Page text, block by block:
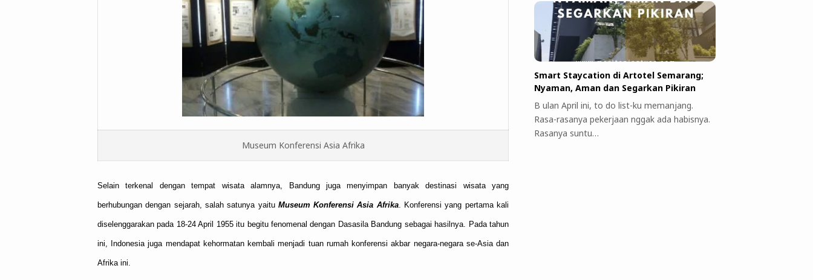
Museum Konferensi Asia Afrika
Selain terkenal dengan tempat wisata alamnya, Bandung juga menyimpan banyak destinasi wisata yang
berhubungan dengan sejarah, salah satunya yaitu Museum Konferensi Asia Afrika. Konferensi yang pertama kali
diselenggarakan pada 18-24 April 1955 itu begitu fenomenal dengan Dasasila Bandung sebagai hasilnya. Pada tahun
ini, Indonesia juga mendapat kehormatan kembali menjadi tuan rumah konferensi akbar negara-negara se-Asia dan
Afrika ini.
Smart Staycation di Artotel Semarang;
Nyaman, Aman dan Segarkan Pikiran
B ulan April ini, to do list-ku memanjang.
Rasa-rasanya pekerjaan nggak ada habisnya.
Rasanya suntu…